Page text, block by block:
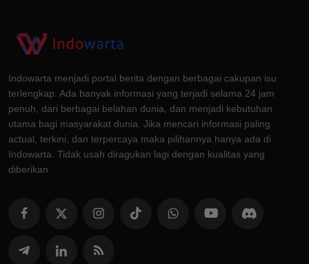
Indowarta menjadi portal berita dengan berbagai cakupan isu
terlengkap. Ada banyak informasi yang terjadi selama 24 jam
penuh, dari berbagai belahan dunia, dan menjadi kebutuhan
utama bagi masyarakat dunia. Jika mencari informasi paling
actual, terkini, dan terpercaya maka pilihannya hanya ada di
Indowarta. Tidak usah diragukan lagi dengan kualitas yang
diberikan.